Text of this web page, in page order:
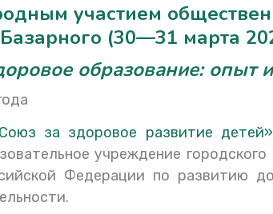
участием
(30—31 марта
образование: опыт
2023 года
за здоровое развитие детей»
учреждение городского
Федерации по развитию